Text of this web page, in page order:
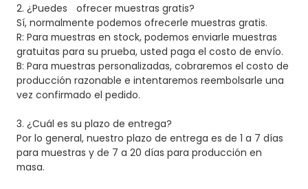
2. ¿Puedes
ofrecer muestras gratis?
Sí, normalmente podemos ofrecerle muestras gratis.
R: Para muestras en stock, podemos enviarle muestras
gratuitas para su prueba, usted paga el costo de envío.
B: Para muestras personalizadas, cobraremos el costo de
producción razonable e intentaremos reembolsarle una
vez confirmado el pedido.
3.¿Cuál es su plazo de entrega?
Por lo general, nuestro plazo de entrega es de 1 a 7 días
para muestras y de 7 a 20 días para producción en
masa.